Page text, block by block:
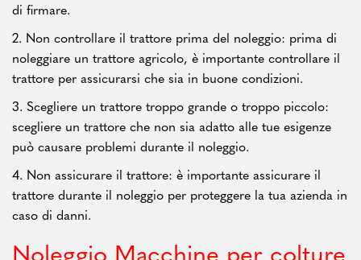
di firmare.
2. Non controllare il trattore prima del noleggio: prima di
noleggiare un trattore agricolo, è importante controllare il
trattore per assicurarsi che sia in buone condizioni.
3. Scegliere un trattore troppo grande o troppo piccolo:
scegliere un trattore che non sia adatto alle tue esigenze
può causare problemi durante il noleggio.
4. Non assicurare il trattore: è importante assicurare il
trattore durante il noleggio per proteggere la tua azienda in
caso di danni.